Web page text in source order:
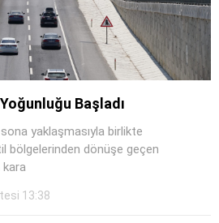
Başladı
yaklaşmasıyla birlikte
bölgelerinden dönüşe geçen
kara
13:38